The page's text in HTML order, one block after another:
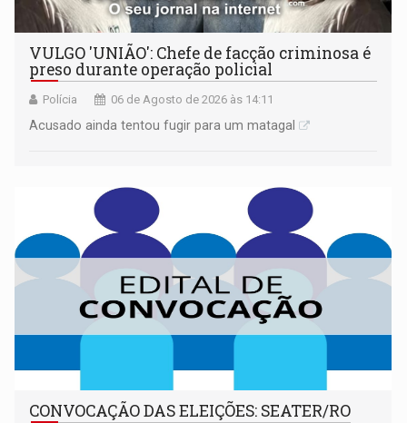
VULGO 'UNIÃO': Chefe de facção criminosa é
preso durante operação policial
Polícia 06 de Agosto de 2026 às 14:11
Acusado ainda tentou fugir para um matagal
CONVOCAÇÃO DAS ELEIÇÕES: SEATER/RO